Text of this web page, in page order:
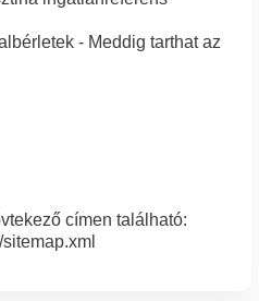
- Meddig tarthat az
címen található: